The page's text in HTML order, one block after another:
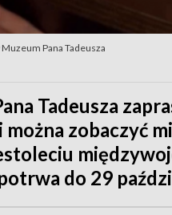
Pana Tadeusza
Tadeusza
zobaczyć
do 29